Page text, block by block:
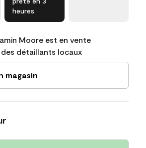
heures
Moore est en vente
détaillants locaux
magasin